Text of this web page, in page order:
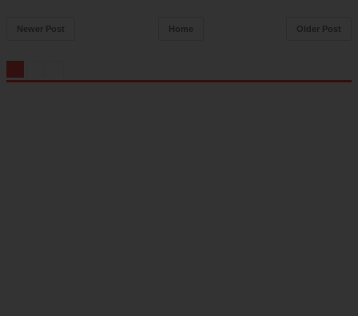
Newer Post Older Post
Home